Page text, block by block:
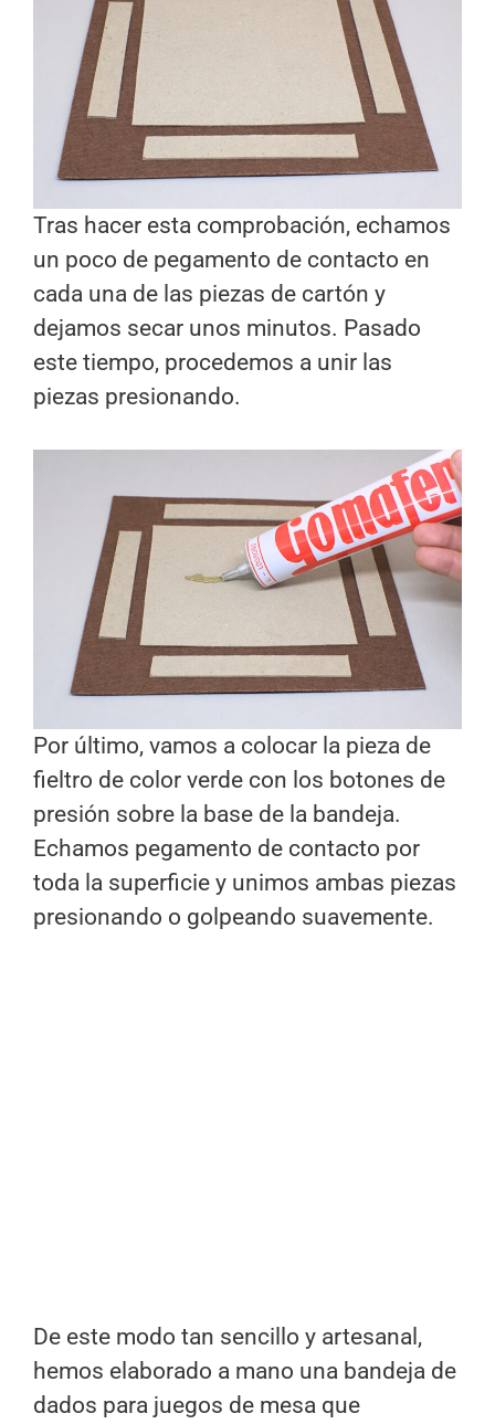
Tras hacer esta comprobación, echamos
un poco de pegamento de contacto en
cada una de las piezas de cartón y
dejamos secar unos minutos. Pasado
este tiempo, procedemos a unir las
piezas presionando.
Por último, vamos a colocar la pieza de
fieltro de color verde con los botones de
presión sobre la base de la bandeja.
Echamos pegamento de contacto por
toda la superficie y unimos ambas piezas
presionando o golpeando suavemente.
De este modo tan sencillo y artesanal,
hemos elaborado a mano una bandeja de
dados para juegos de mesa que